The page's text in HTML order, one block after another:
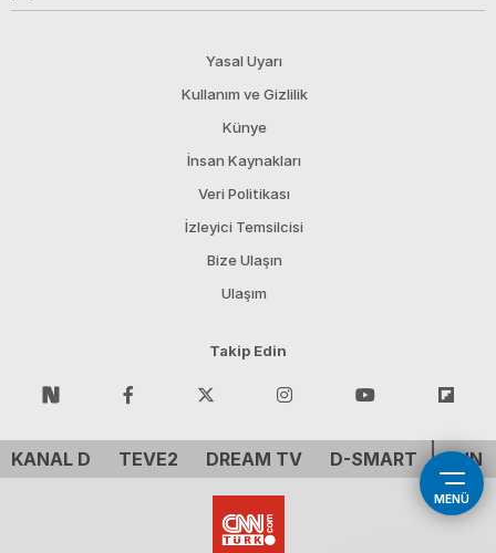
MENÜ
Yasal Uyarı
Kullanım ve Gizlilik
Künye
İnsan Kaynakları
Veri Politikası
İzleyici Temsilcisi
Bize Ulaşın
Ulaşım
Takip Edin
KANAL D TEVE2 DREAM TV D-SMART CNN